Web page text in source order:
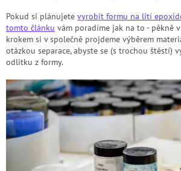
Pokud si plánujete vyrobit formu na lití
tomto článku vám poradíme jak na to - pěkně
krokem si v společně projdeme výběrem
otázkou separace, abyste se (s trochou štěstí)
odlitku z formy.